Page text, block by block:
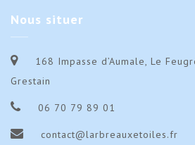
Nous situer
168 Impasse d’Aumale, Le
Grestain
06 70 79 89 01
contact@larbreauxetoiles.fr